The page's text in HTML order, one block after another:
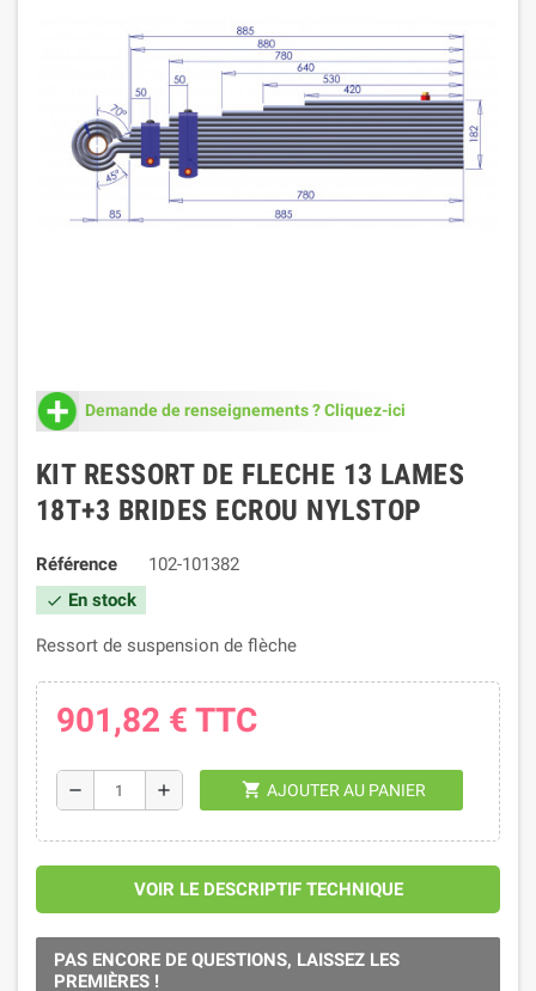
Demande de renseignements ? Cliquez-ici
KIT RESSORT DE FLECHE 13 LAMES
18T+3 BRIDES ECROU NYLSTOP
Référence 102-101382
check En stock
Ressort de suspension de flèche
901,82 € TTC
remove add shopping_cart AJOUTER AU PANIER
VOIR LE DESCRIPTIF TECHNIQUE
PAS ENCORE DE QUESTIONS, LAISSEZ LES
PREMIÈRES !